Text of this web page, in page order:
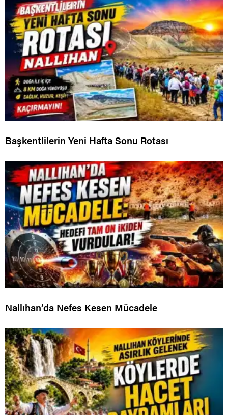
Başkentlilerin Yeni Hafta Sonu Rotası
Nallıhan’da Nefes Kesen Mücadele